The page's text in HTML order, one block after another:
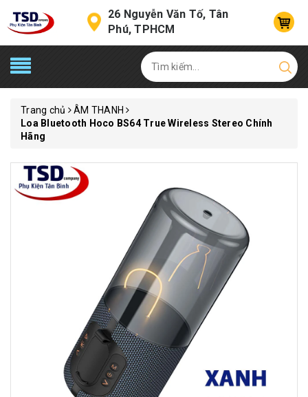
26 Nguyễn Văn Tố, Tân
Phú, TPHCM
Trang chủ
ÂM THANH
Loa Bluetooth Hoco BS64 True Wireless Stereo Chính
Hãng